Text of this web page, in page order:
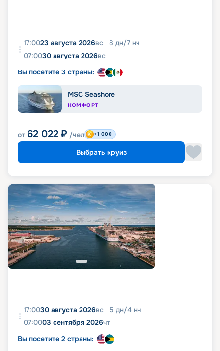
17:0023 августа 2026вс 8 дн/7 нч
07:0030 августа 2026вс
Вы посетите 3 страны:
MSC Seashore
КОМФОРТ
от 62 022 ₽ /чел +1 000
Выбрать круиз
17:0030 августа 2026вс 5 дн/4 нч
07:0003 сентября 2026чт
Вы посетите 2 страны: